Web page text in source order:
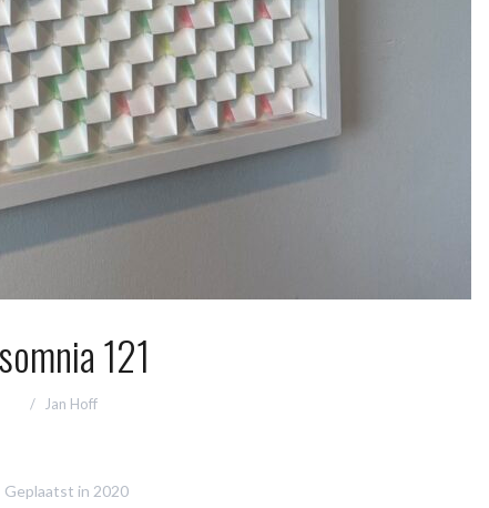
121
Jan Hoff
Geplaatst in 2020